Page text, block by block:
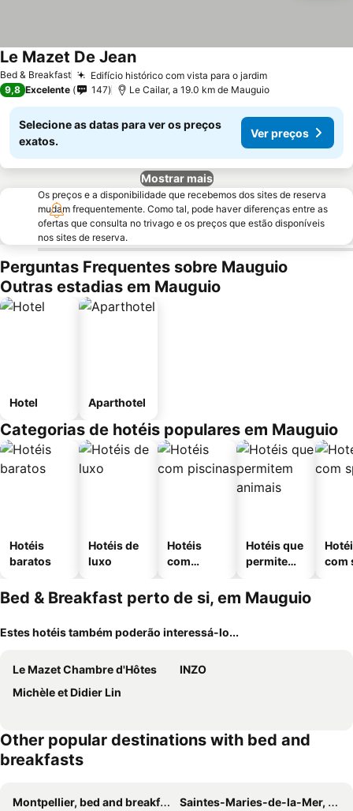
Bed & Breakfast Edifício histórico com vista para o jardim
Le Mazet De Jean
9,8 Excelente 147 Le Cailar, a 19.0 km de Mauguio
Selecione as datas para ver os preços
exatos.
Ver preços
Mostrar mais
Os preços e a disponibilidade que recebemos dos sites de reserva
mudam frequentemente. Como tal, pode haver diferenças entre as
ofertas que consulta no trivago e os preços que estão disponíveis
nos sites de reserva.
Perguntas Frequentes sobre Mauguio
Outras estadias em Mauguio
Hotel Aparthotel
Categorias de hotéis populares em Mauguio
Hotéis
baratos
Hotéis de
luxo
Hotéis
com
Hotéis que
permitem
com
Bed & Breakfast perto de si, em Mauguio
Estes hotéis também poderão interessá-lo...
Le Mazet Chambre d'Hôtes
INZO
Michèle et Didier Lin
Other popular destinations with bed and
breakfasts
Montpellier, bed and breakfasts
Saintes-Maries-de-la-Mer, bed and breakfasts